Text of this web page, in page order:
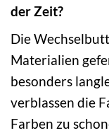
der Zeit?
Die
Materialien
besonders
verblassen die
Farben zu